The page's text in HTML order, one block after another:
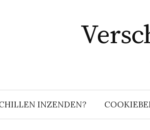
INZENDEN?